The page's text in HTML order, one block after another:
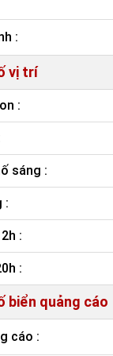
:
vị trí
:
sáng :
:
:
:
biển quảng cáo
cáo :